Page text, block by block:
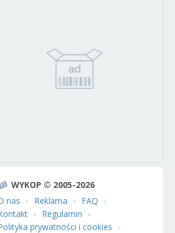
WYKOP © 2005-2026
nas
Reklama
FAQ
Regulamin
prywatności i cookies